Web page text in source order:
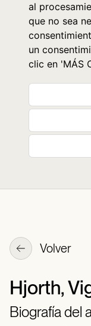
al
que no sea
un
clic en 'MÁS
Volver
Hjorth,
Biografía del